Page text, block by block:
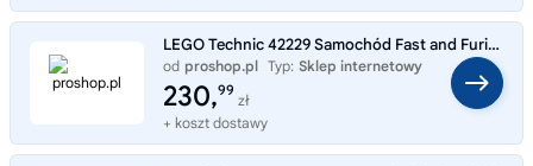
LEGO Technic 42229 Samochód Fast and Furious Mitsubishi Eclipse
od proshop.pl Typ: Sklep internetowy
230,99
zł
+ koszt dostawy